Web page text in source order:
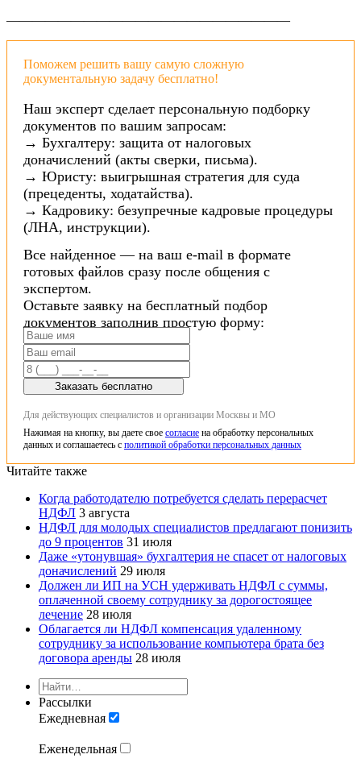
——————————————————————
Поможем решить вашу самую сложную
документальную задачу бесплатно!
Наш эксперт сделает персональную подборку
документов по вашим запросам:
→ Бухгалтеру: защита от налоговых
доначислений (акты сверки, письма).
→ Юристу: выигрышная стратегия для суда
(прецеденты, ходатайства).
→ Кадровику: безупречные кадровые процедуры
(ЛНА, инструкции).
Все найденное — на ваш e-mail в формате
готовых файлов сразу после общения с
экспертом.
Оставьте заявку на бесплатный подбор
документов заполнив простую форму:
Заказать бесплатно
Для действующих специалистов и организации Москвы и МО
Нажимая на кнопку, вы даете свое согласие на обработку персональных
данных и соглашаетесь с политикой обработки персональных данных
Читайте также
Когда работодателю потребуется сделать перерасчет
НДФЛ 3 августа
НДФЛ для молодых специалистов предлагают понизить
до 9 процентов 31 июля
Даже «утонувшая» бухгалтерия не спасет от налоговых
доначислений 29 июля
Должен ли ИП на УСН удерживать НДФЛ с суммы,
оплаченной своему сотруднику за дорогостоящее
лечение 28 июля
Облагается ли НДФЛ компенсация удаленному
сотруднику за использование компьютера брата без
договора аренды 28 июля
Рассылки
Ежедневная
Еженедельная